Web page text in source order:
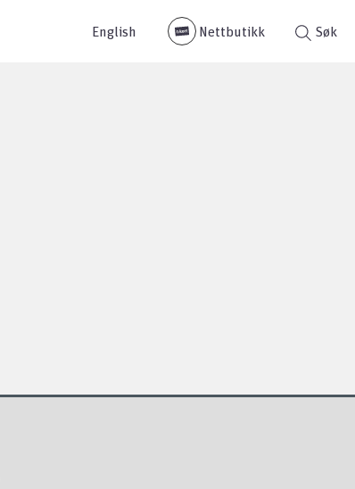
English Nettbutikk Søk